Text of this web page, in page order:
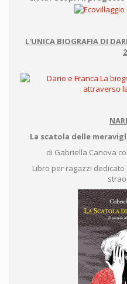
L'UNICA BIOGRAFIA DI
La scatola delle
di Gabriella Canova
Libro per ragazzi